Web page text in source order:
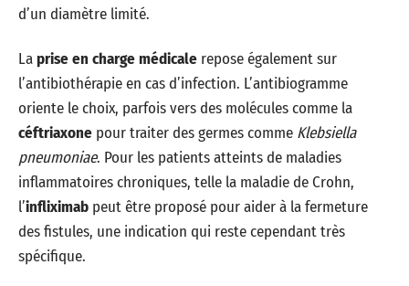
d’un diamètre limité.
Laprise en charge médicale repose également sur
l’antibiothérapie en cas d’infection. L’antibiogramme
oriente le choix, parfois vers des molécules comme la
céftriaxone pour traiter des germes comme Klebsiella
pneumoniae. Pour les patients atteints de maladies
inflammatoires chroniques, telle la maladie de Crohn,
l’infliximab peut être proposé pour aider à la fermeture
des fistules, une indication qui reste cependant très
spécifique.